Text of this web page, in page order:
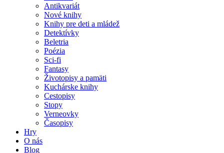
Antikvariát
Nové knihy
Knihy pre deti a mládež
Detektívky
Beletria
Poézia
Sci-fi
Fantasy
Životopisy a pamäti
Kuchárske knihy
Cestopisy
Stopy
Verneovky
Časopisy
Hry
O nás
Blog